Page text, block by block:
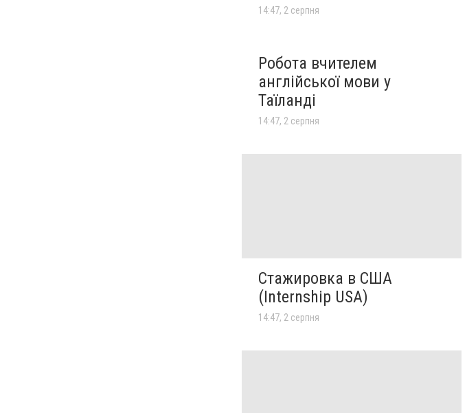
14:47, 2 серпня
Робота вчителем
англійської мови у
Таїланді
14:47, 2 серпня
Стажировка в США
(Internship USA)
14:47, 2 серпня